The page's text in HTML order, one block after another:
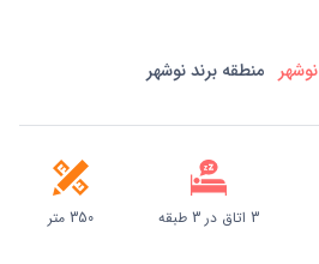
نوشهرمنطقه برند نوشهر
3 اتاق در 3 طبقه 350 متر